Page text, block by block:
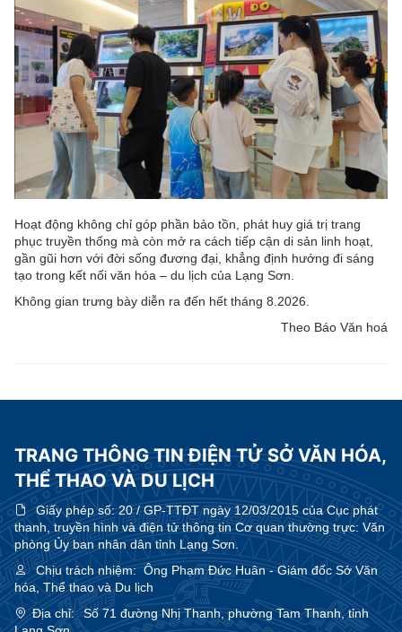
Hoạt động không chỉ góp phần bảo tồn, phát huy giá trị trang
phục truyền thống mà còn mở ra cách tiếp cận di sản linh hoạt,
gần gũi hơn với đời sống đương đại, khẳng định hướng đi sáng
tạo trong kết nối văn hóa – du lịch của Lạng Sơn.
Không gian trưng bày diễn ra đến hết tháng 8.2026.
Theo Báo Văn hoá
TRANG THÔNG TIN ĐIỆN TỬ SỞ VĂN HÓA,
THỂ THAO VÀ DU LỊCH
Giấy phép số:20 / GP-TTĐT ngày 12/03/2015 của Cục phát
thanh, truyền hình và điện tử thông tin Cơ quan thường trực: Văn
phòng Ủy ban nhân dân tỉnh Lạng Sơn.
Chịu trách nhiệm:Ông Phạm Đức Huân - Giám đốc Sở Văn
hóa, Thể thao và Du lịch
Địa chỉ:
Số 71 đường Nhị Thanh, phường Tam Thanh, tỉnh